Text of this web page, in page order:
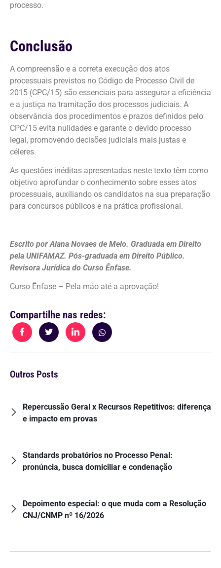
processo.
Conclusão
A compreensão e a correta execução dos atos
processuais previstos no Código de Processo Civil de
2015 (CPC/15) são essenciais para assegurar a eficiência
e a justiça na tramitação dos processos judiciais. A
observância dos procedimentos e prazos definidos pelo
CPC/15 evita nulidades e garante o devido processo
legal, promovendo decisões judiciais mais justas e
céleres.
As questões inéditas apresentadas neste texto têm como
objetivo aprofundar o conhecimento sobre esses atos
processuais, auxiliando os candidatos na sua preparação
para concursos públicos e na prática profissional.
Escrito por Alana Novaes de Melo. Graduada em Direito
pela UNIFAMAZ. Pós-graduada em Direito Público.
Revisora Jurídica do Curso Ênfase.
Curso Ênfase – Pela mão até a aprovação!
Compartilhe nas redes:
Outros Posts
Repercussão Geral x Recursos Repetitivos: diferença
e impacto em provas
Standards probatórios no Processo Penal:
pronúncia, busca domiciliar e condenação
Depoimento especial: o que muda com a Resolução
CNJ/CNMP nº 16/2026